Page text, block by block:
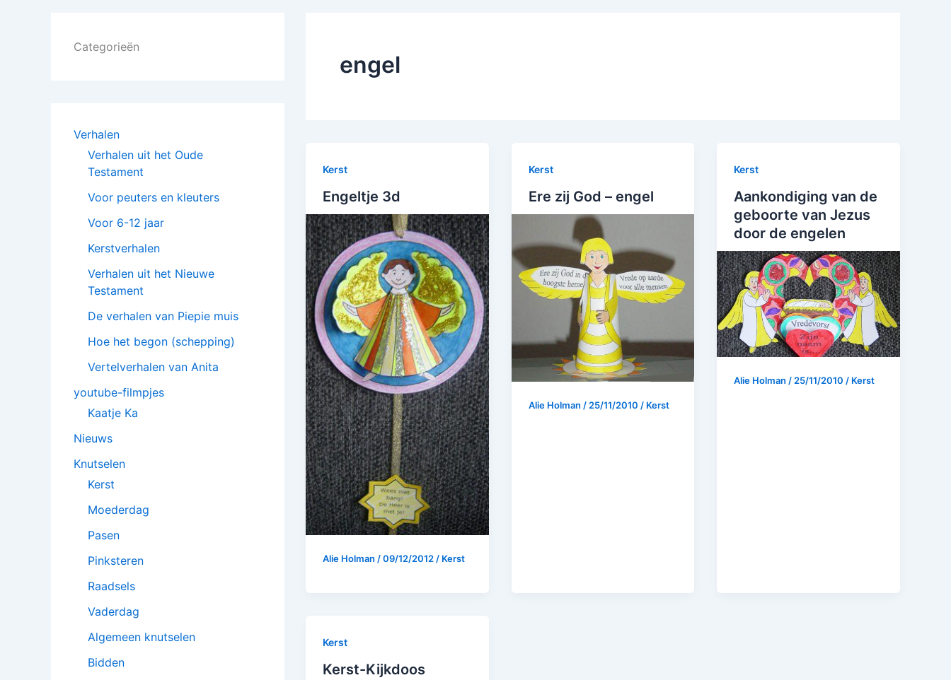
Categorieën
Verhalen
Verhalen uit het Oude
Testament
Voor peuters en kleuters
Voor 6-12 jaar
Kerstverhalen
Verhalen uit het Nieuwe
Testament
De verhalen van Piepie muis
Hoe het begon (schepping)
Vertelverhalen van Anita
youtube-filmpjes
Kaatje Ka
Nieuws
Knutselen
Kerst
Moederdag
Pasen
Pinksteren
Raadsels
Vaderdag
Algemeen knutselen
Bidden
engel
Kerst
Engeltje 3d
Alie Holman /09/12/2012/ Kerst
Kerst
Ere zij God – engel
Alie Holman / 25/11/2010 / Kerst
Kerst
Aankondiging van de
geboorte van Jezus
door de engelen
Alie Holman/25/11/2010/ Kerst
Kerst
Kerst-Kijkdoos